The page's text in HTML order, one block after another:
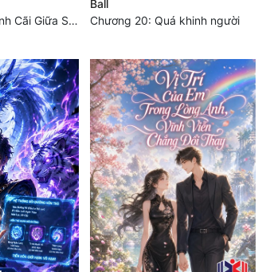
Chương 285 Tranh Cãi Giữa Sư Đồ
Ball
Chương 20: Quá khinh người